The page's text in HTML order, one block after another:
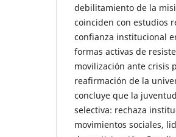
debilitamiento de la
coinciden con estudios
confianza institucional
formas activas de
movilización ante crisis
reafirmación de la
concluye que la
selectiva: rechaza
movimientos sociales,